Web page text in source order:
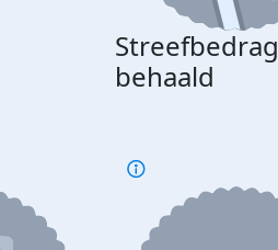
Streefbedrag
behaald